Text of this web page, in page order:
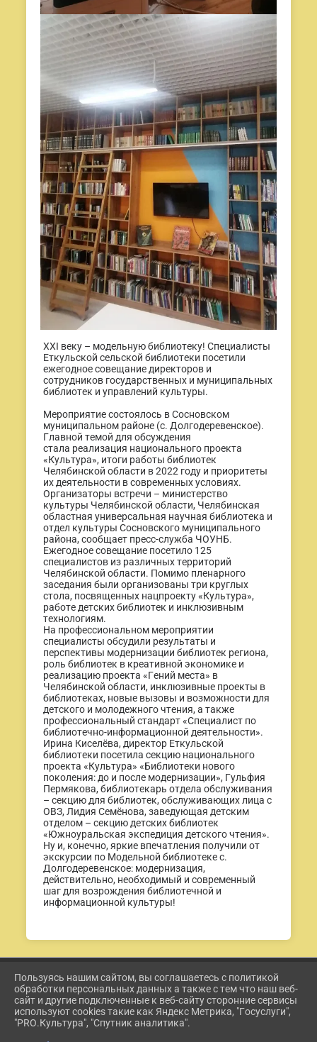
XXI веку – модельную библиотеку! Специалисты
Еткульской сельской библиотеки посетили
ежегодное совещание директоров и
сотрудников государственных и муниципальных
библиотек и управлений культуры.
Мероприятие состоялось в Сосновском
муниципальном районе (с. Долгодеревенское).
Главной темой для обсуждения
стала реализация национального проекта
«Культура», итоги работы библиотек
Челябинской области в 2022 году и приоритеты
их деятельности в современных условиях.
Организаторы встречи – министерство
культуры Челябинской области, Челябинская
областная универсальная научная библиотека и
отдел культуры Сосновского муниципального
района, сообщает пресс-служба ЧОУНБ.
Ежегодное совещание посетило 125
специалистов из различных территорий
Челябинской области. Помимо пленарного
заседания были организованы три круглых
стола, посвященных нацпроекту «Культура»,
работе детских библиотек и инклюзивным
технологиям.
На профессиональном мероприятии
специалисты обсудили результаты и
перспективы модернизации библиотек региона,
роль библиотек в креативной экономике и
реализацию проекта «Гений места» в
Челябинской области, инклюзивные проекты в
библиотеках, новые вызовы и возможности для
детского и молодежного чтения, а также
профессиональный стандарт «Специалист по
библиотечно-информационной деятельности».
Ирина Киселёва, директор Еткульской
библиотеки посетила секцию национального
проекта «Культура» «Библиотеки нового
поколения: до и после модернизации», Гульфия
Пермякова, библиотекарь отдела обслуживания
– секцию для библиотек, обслуживающих лица с
ОВЗ, Лидия Семёнова, заведующая детским
отделом – секцию детских библиотек
«Южноуральская экспедиция детского чтения».
Ну и, конечно, яркие впечатления получили от
экскурсии по Модельной библиотеке с.
Долгодеревенское: модернизация,
действительно, необходимый и современный
шаг для возрождения библиотечной и
информационной культуры!
2026 Г. ETKUL-KULTURA.RU
ВХОД
КАРТА САЙТА
ПОЛИТИКА ОБРАБОТКИ ПЕРСОНАЛЬНЫХ ДАННЫХ
Пользуясь нашим сайтом, вы соглашаетесь с политикой
обработки персональных данных а также с тем что наш веб-
сайт и другие подключенные к веб-сайту сторонние сервисы
используют cookies такие как Яндекс Метрика, "Госуслуги",
"PRO.Культура", "Спутник аналитика".